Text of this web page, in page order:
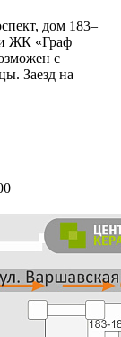
дом 183–
ЖК «Граф
с
Заезд на